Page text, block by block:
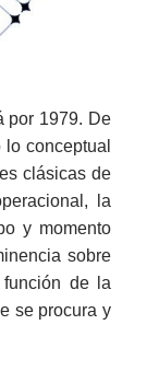
por 1979. De
conceptual
clásicas de
la
y momento
sobre
función de la
se procura y